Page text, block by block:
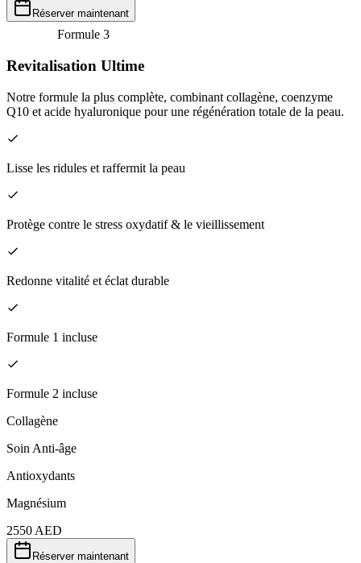
Réserver maintenant
Formule 3
Revitalisation Ultime
Notre formule la plus complète, combinant collagène, coenzyme
Q10 et acide hyaluronique pour une régénération totale de la peau.
Lisse les ridules et raffermit la peau
Protège contre le stress oxydatif & le vieillissement
Redonne vitalité et éclat durable
Formule 1 incluse
Formule 2 incluse
Collagène
Soin Anti-âge
Antioxydants
Magnésium
2550 AED
Réserver maintenant